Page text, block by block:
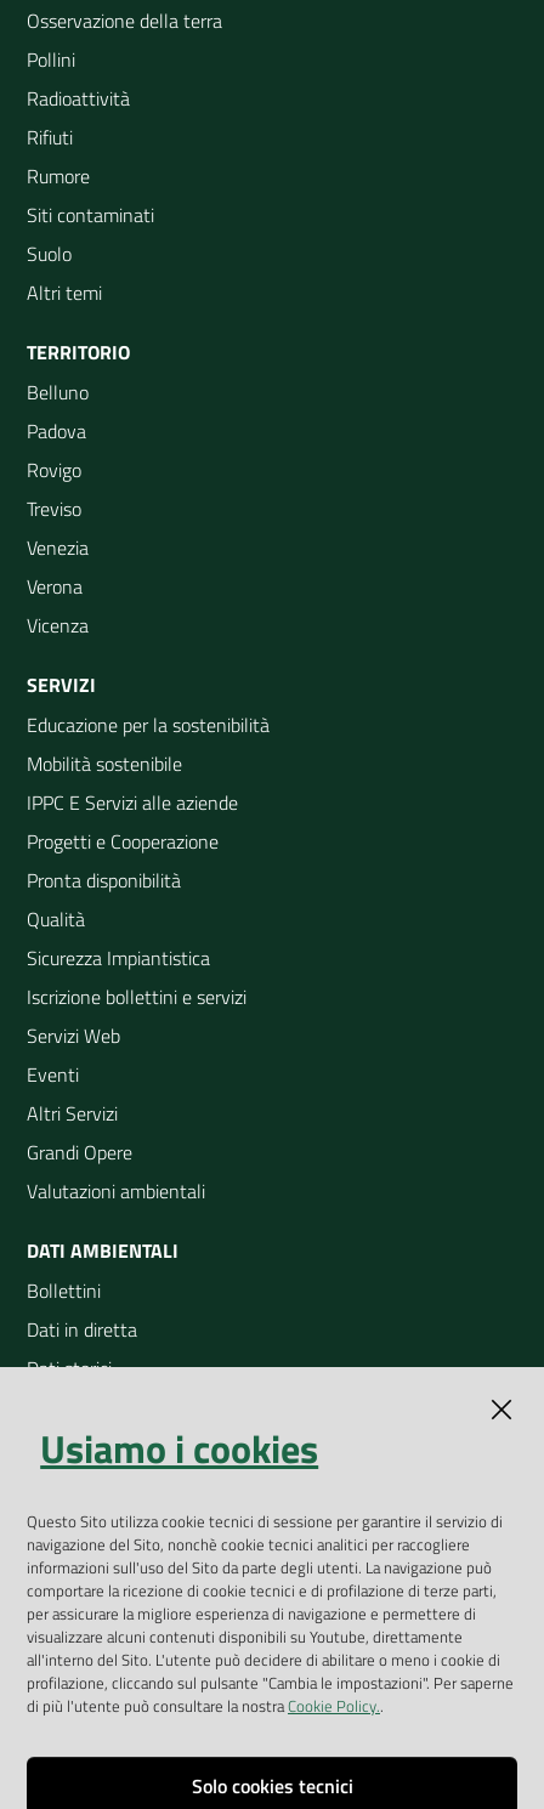
Osservazione della terra
Pollini
Radioattività
Rifiuti
Rumore
Siti contaminati
Suolo
Altri temi
TERRITORIO
Belluno
Padova
Rovigo
Treviso
Venezia
Verona
Vicenza
SERVIZI
Educazione per la sostenibilità
Mobilità sostenibile
IPPC E Servizi alle aziende
Progetti e Cooperazione
Pronta disponibilità
Qualità
Sicurezza Impiantistica
Iscrizione bollettini e servizi
Servizi Web
Eventi
Altri Servizi
Grandi Opere
Valutazioni ambientali
DATI AMBIENTALI
Bollettini
Dati in diretta
Dati storici
Open Data
App Arpav
Rapporti regionali annuali
Le Infografiche
Dispenser dati
Vai alla pagina
Usiamo i cookies
Questo Sito utilizza cookie tecnici di sessione per garantire il servizio di
navigazione del Sito, nonchè cookie tecnici analitici per raccogliere
informazioni sull'uso del Sito da parte degli utenti. La navigazione può
comportare la ricezione di cookie tecnici e di profilazione di terze parti,
per assicurare la migliore esperienza di navigazione e permettere di
visualizzare alcuni contenuti disponibili su Youtube, direttamente
all'interno del Sito. L'utente può decidere di abilitare o meno i cookie di
profilazione, cliccando sul pulsante "Cambia le impostazioni". Per saperne
di più l'utente può consultare la nostraCookie Policy..
Solo cookies tecnici